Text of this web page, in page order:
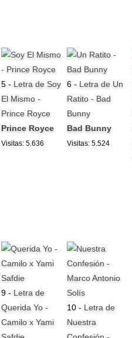
5 - Letra de Soy
El Mismo -
Prince Royce
Prince Royce
Visitas: 5.636
6 - Letra de Un
Ratito - Bad
Bunny
Bad Bunny
Visitas: 5.524
9 - Letra de
Querida Yo -
Camilo x Yami
10 - Letra de
Nuestra